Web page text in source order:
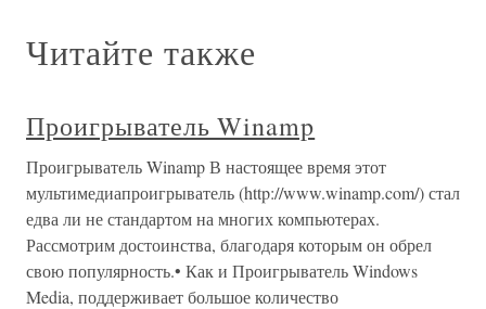
Читайте также
Проигрыватель Winamp
Проигрыватель Winamp В настоящее время этот
мультимедиапроигрыватель (http://www.winamp.com/) стал
едва ли не стандартом на многих компьютерах.
Рассмотрим достоинства, благодаря которым он обрел
свою популярность.• Как и Проигрыватель Windows
Media, поддерживает большое количество